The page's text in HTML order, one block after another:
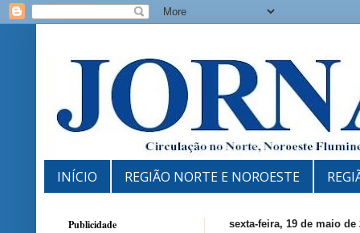
INÍCIO REGIÃO NORTE E NOROESTE
sexta-feira, 19 de maio de
Publicidade